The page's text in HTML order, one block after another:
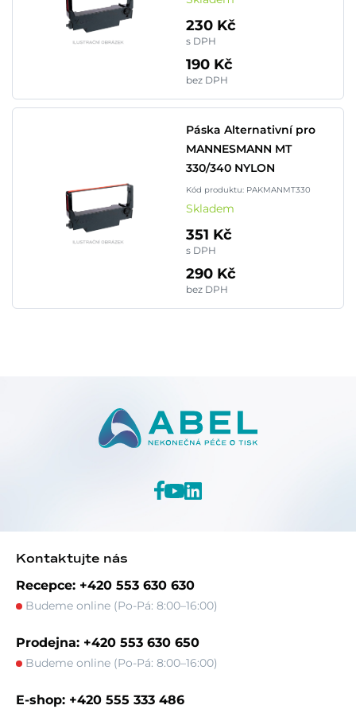
230 Kč
s DPH
190 Kč
bez DPH
Páska Alternativní pro
MANNESMANN MT
330/340 NYLON
Kód produktu: PAKMANMT330
Skladem
351 Kč
s DPH
290 Kč
bez DPH
Kontaktujte nás
Recepce: +420 553 630 630
Budeme online (Po-Pá: 8:00–16:00)
Prodejna: +420 553 630 650
Budeme online (Po-Pá: 8:00–16:00)
E-shop: +420 555 333 486